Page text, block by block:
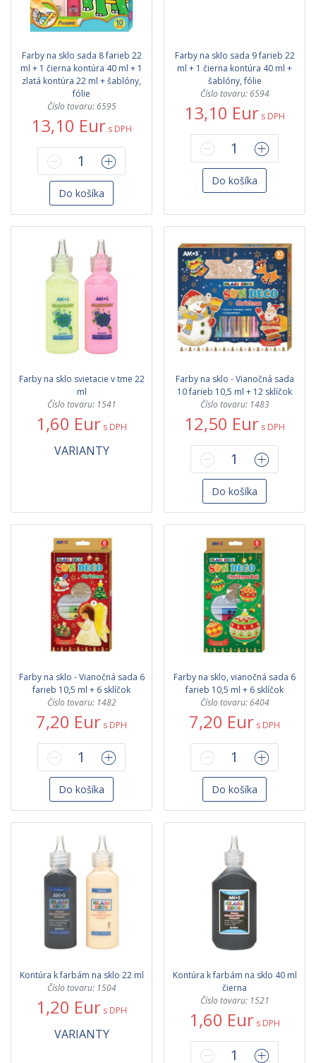
Farby na sklo sada 8 farieb 22
ml + 1 čierna kontúra 40 ml + 1
zlatá kontúra 22 ml + šablóny,
fólie
Číslo tovaru: 6595
13,10 Eur s DPH
Do košíka
Farby na sklo sada 9 farieb 22
ml + 1 čierna kontúra 40 ml +
šablóny, fólie
Číslo tovaru: 6594
13,10 Eur s DPH
Do košíka
Farby na sklo svietacie v tme 22
ml
Číslo tovaru: 1541
1,60 Eur s DPH
VARIANTY
Farby na sklo - Vianočná sada
10 farieb 10,5 ml + 12 sklíčok
Číslo tovaru: 1483
12,50 Eur s DPH
Do košíka
Farby na sklo - Vianočná sada 6
farieb 10,5 ml + 6 sklíčok
Číslo tovaru: 1482
7,20 Eur s DPH
Do košíka
Farby na sklo, vianočná sada 6
farieb 10,5 ml + 6 sklíčok
Číslo tovaru: 6404
7,20 Eur s DPH
Do košíka
Kontúra k farbám na sklo 22 ml
Číslo tovaru: 1504
1,20 Eur s DPH
VARIANTY
Kontúra k farbám na sklo 40 ml
čierna
Číslo tovaru: 1521
1,60 Eur s DPH